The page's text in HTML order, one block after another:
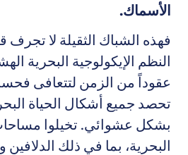
الأسماك.
فهذه الشباك الثقيلة لا تجرف
النظم الإيكولوجية البحرية
عقوداً من الزمن لتتعافى فحسب،
تحصد جميع أشكال الحياة
بشكل عشوائي. تخيلوا مساحات
البحرية، بما في ذلك الدلافين